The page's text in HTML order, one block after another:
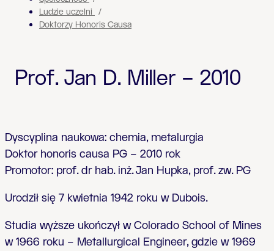
Ludzie uczelni
Doktorzy Honoris Causa
Prof. Jan D. Miller – 2010
Dyscyplina naukowa: chemia, metalurgia
Doktor honoris causa PG – 2010 rok
Promotor: prof. dr hab. inż. Jan Hupka, prof. zw. PG
Urodził się 7 kwietnia 1942 roku w Dubois.
Studia wyższe ukończył w Colorado School of Mines
w 1966 roku – Metallurgical Engineer, gdzie w 1969